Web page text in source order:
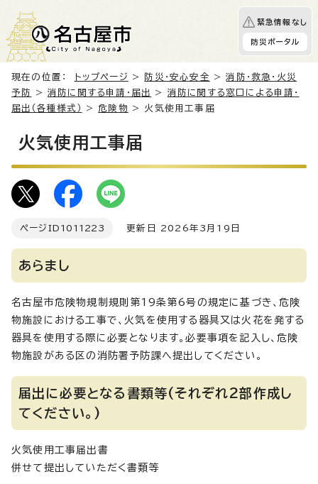
緊急情報なし
防災ポータル
現在の位置： トップページ > 防災・安心安全 >消防・救急・火災
予防
>消防に関する申請・届出 > 消防に関する窓口による申請・
届出（各種様式）
>危険物 > 火気使用工事届
火気使用工事届
ページID 1011223 更新日 2026年3月19日
あらまし
名古屋市危険物規制規則第19条第6号の規定に基づき、危険
物施設における工事で、火気を使用する器具又は火花を発する
器具を使用する際に必要となります。必要事項を記入し、危険
物施設がある区の消防署予防課へ提出してください。
届出に必要となる書類等(それぞれ2部作成し
てください。)
火気使用工事届出書
併せて提出していただく書類等